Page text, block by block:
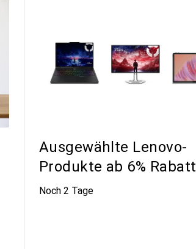
Ausgewählte Lenovo-
Produkte ab 6% Rabatt
Noch 2 Tage